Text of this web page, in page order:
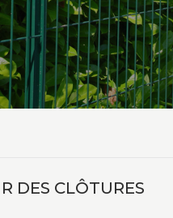
DES CLÔTURES